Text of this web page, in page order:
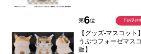
第6位
【グッズ-マスコッ
うぶつフォーゼマス
販】
予約受付